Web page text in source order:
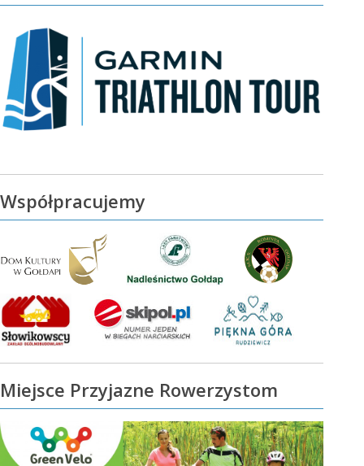
Współpracujemy
Miejsce Przyjazne Rowerzystom